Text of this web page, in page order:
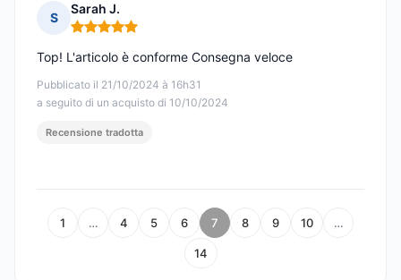
S
Sarah J.
Nota: 5 su 5
Pubblicato il 21/10/2024 à 16h31
a seguito di un acquisto di 10/10/2024
Top! L'articolo è conforme Consegna veloce
Recensione tradotta
1 … 4 5 6 7 8 9 10 …
14